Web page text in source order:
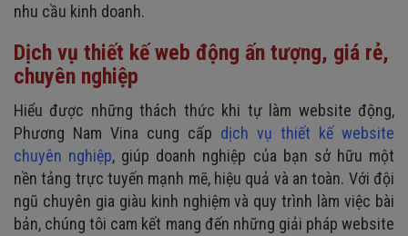
nhu cầu kinh doanh.
Dịch vụ thiết kế web động ấn tượng, giá rẻ,
chuyên nghiệp
Hiểu được những thách thức khi tự làm website động,
Phương Nam Vina cung cấp dịch vụ thiết kế website
chuyên nghiệp, giúp doanh nghiệp của bạn sở hữu một
nền tảng trực tuyến mạnh mẽ, hiệu quả và an toàn. Với đội
ngũ chuyên gia giàu kinh nghiệm và quy trình làm việc bài
bản, chúng tôi cam kết mang đến những giải pháp website